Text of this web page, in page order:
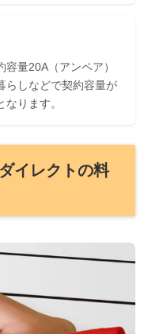
容量20A（アンペア）
らしなどで契約容量が
ります。
イレクトの料